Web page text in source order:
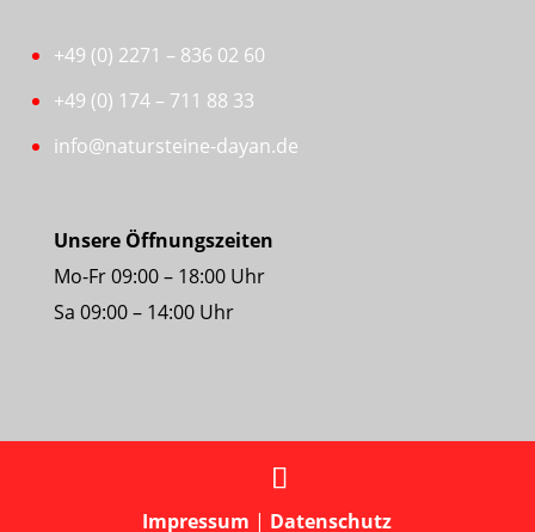
+49 (0) 2271 – 836 02 60
+49 (0) 174 – 711 88 33
info@natursteine-dayan.de
Unsere Öffnungszeiten
Mo-Fr 09:00 – 18:00 Uhr
Sa 09:00 – 14:00 Uhr
Impressum | Datenschutz